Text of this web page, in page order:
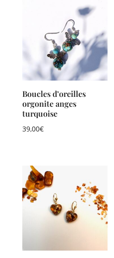
Boucles d’oreilles
orgonite anges
turquoise
39,00€